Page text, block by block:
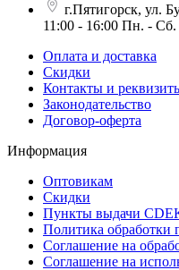
г.Пятигорск, ул.
11:00 - 16:00 Пн. - Сб.
Оплата и доставка
Скидки
Контакты и
Законодательство
Договор-оферта
Информация
Оптовикам
Скидки
Пункты выдачи
Политика обработки
Соглашение на
Соглашение на